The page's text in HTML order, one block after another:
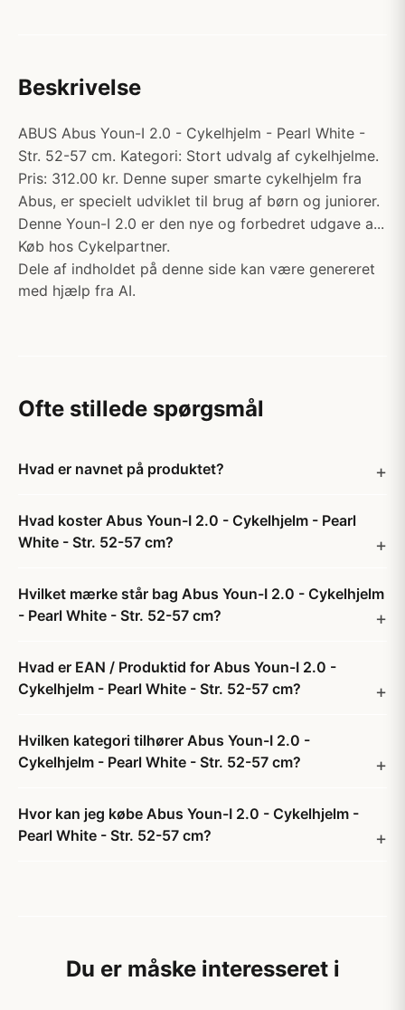
Beskrivelse
ABUS Abus Youn-I 2.0 - Cykelhjelm - Pearl White -
Str. 52-57 cm. Kategori: Stort udvalg af cykelhjelme.
Pris: 312.00 kr. Denne super smarte cykelhjelm fra
Abus, er specielt udviklet til brug af børn og juniorer.
Denne Youn-I 2.0 er den nye og forbedret udgave a...
Køb hos Cykelpartner.
Dele af indholdet på denne side kan være genereret
med hjælp fra AI.
Ofte stillede spørgsmål
Hvad er navnet på produktet?
Hvad koster Abus Youn-I 2.0 - Cykelhjelm - Pearl
White - Str. 52-57 cm?
Hvilket mærke står bag Abus Youn-I 2.0 - Cykelhjelm
- Pearl White - Str. 52-57 cm?
Hvad er EAN / Produktid for Abus Youn-I 2.0 -
Cykelhjelm - Pearl White - Str. 52-57 cm?
Hvilken kategori tilhører Abus Youn-I 2.0 -
Cykelhjelm - Pearl White - Str. 52-57 cm?
Hvor kan jeg købe Abus Youn-I 2.0 - Cykelhjelm -
Pearl White - Str. 52-57 cm?
Du er måske interesseret i